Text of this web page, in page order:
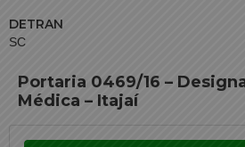
DETRAN
SC
Portaria 0469/16 –
Médica – Itajaí